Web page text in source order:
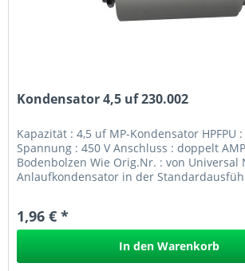
Kondensator 4,5 uf 230.002
Kapazität : 4,5 uf MP-Kondensator HPFPU
Spannung : 450 V Anschluss : doppelt
Bodenbolzen Wie Orig.Nr. : von Universal
Anlaufkondensator in der
1,96 € *
In den Warenkorb